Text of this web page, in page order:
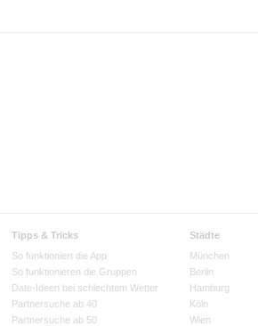
Tipps & Tricks
So funktioniert die App
So funktionieren die Gruppen
Date-Ideen bei schlechtem Wetter
Partnersuche ab 40
Partnersuche ab 50
Städte
München
Berlin
Hamburg
Köln
Wien